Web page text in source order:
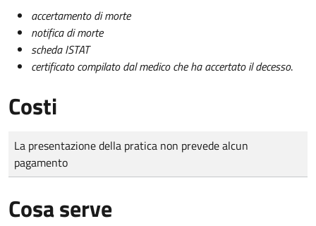
accertamento di morte
notifica di morte
scheda ISTAT
certificato compilato dal medico che ha accertato il decesso.
Costi
Tipo di pagamento
Importo
La presentazione della pratica non prevede alcun
pagamento
Cosa serve